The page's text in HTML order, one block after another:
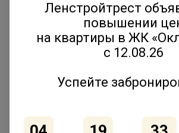
Юлия Молчанова выступила на
«Движение» с темой эволюции
Ленстройтрест
повышении
на квартиры в ЖК
с 12.08.26
Успейте